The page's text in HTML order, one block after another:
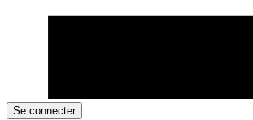
Se connecter